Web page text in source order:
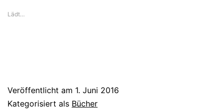
Lasik
Lädt…
Veröffentlicht am 1. Juni 2016
Kategorisiert als Bücher